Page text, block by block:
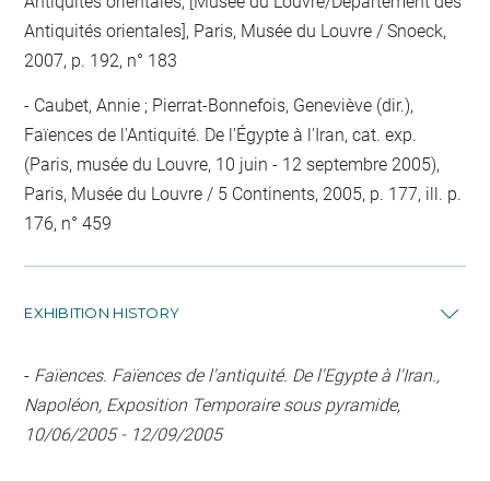
Antiquités orientales], Paris, Musée du Louvre / Snoeck,
2007, p. 192, n° 183
Caubet, Annie ; Pierrat-Bonnefois, Geneviève (dir.),
Faïences de l'Antiquité. De l'Égypte à l'Iran, cat. exp.
(Paris, musée du Louvre, 10 juin - 12 septembre 2005),
Paris, Musée du Louvre / 5 Continents, 2005, p. 177, ill. p.
176, n° 459
EXHIBITION HISTORY
- Faïences. Faïences de l'antiquité. De l'Egypte à l'Iran.,
Napoléon, Exposition Temporaire sous pyramide,
10/06/2005 - 12/09/2005